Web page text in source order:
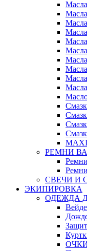
РЕМНИ
СВЕЧИ И
ЭКИПИРОВКА
ОДЕЖДА